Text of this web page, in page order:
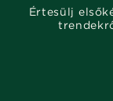
Értesülj